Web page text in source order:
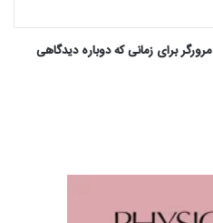
برای زمانی که دوباره دیدگاهی